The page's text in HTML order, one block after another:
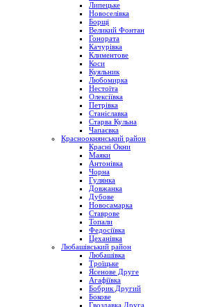
Липецьке
Новоселівка
Борщі
Великий Фонтан
Гонората
Качурівка
Климентове
Коси
Куяльник
Любомирка
Нестоїта
Олексіївка
Петрівка
Станіславка
Старва Кульна
Чапаєвка
Красноокнянський район
Красні Окни
Маяки
Антонівка
Чорна
Гулянка
Довжанка
Дубове
Новосамарка
Ставрове
Топали
Федосіївка
Цеханівка
Любашівський район
Любашівка
Троїцьке
Ясенове Друге
Агафіївка
Бобрик Другий
Бокове
Гвоздавка Друга